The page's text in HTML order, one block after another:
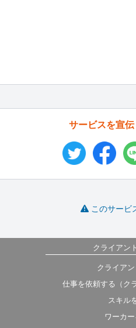
サービスを宣伝
このサービ
クライアン
クライア
仕事を依頼する（ク
スキル
ワーカ